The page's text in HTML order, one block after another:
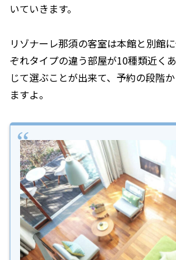
いていきます。
リゾナーレ那須の客室は本館と別館
ぞれタイプの違う部屋が10種類近く
じて選ぶことが出来て、予約の段階
ますよ。